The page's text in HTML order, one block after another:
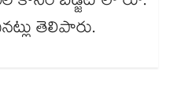
తెలిపారు.